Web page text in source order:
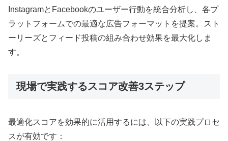
InstagramとFacebookのユーザー行動を統合分析し、各プ
ラットフォームでの最適な広告フォーマットを提案。スト
ーリーズとフィード投稿の組み合わせ効果を最大化しま
す。
現場で実践するスコア改善3ステップ
最適化スコアを効果的に活用するには、以下の実践プロセ
スが有効です：